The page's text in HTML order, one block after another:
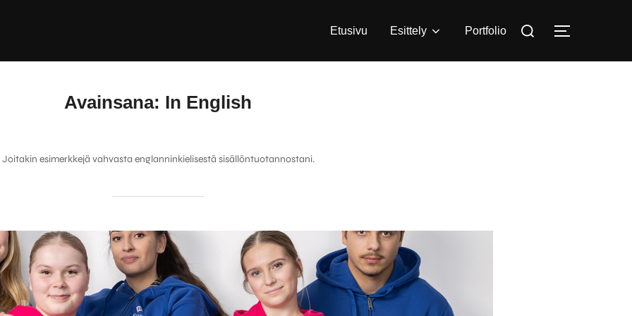
Etusivu Esittely Portfolio
Search
TOGGLE
Avainsana: In English
Joitakin esimerkkejä vahvasta englanninkielisestä sisällöntuotannostani.